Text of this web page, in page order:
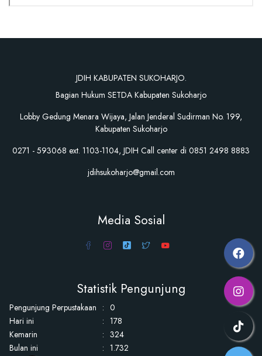
JDIH KABUPATEN SUKOHARJO.
Bagian Hukum SETDA Kabupaten Sukoharjo
Lobby Gedung Menara Wijaya, Jalan Jenderal Sudirman No. 199,
Kabupaten Sukoharjo
0271 - 593068 ext. 1103-1104, JDIH Call center di 0851 2498 8883
jdihsukoharjo@gmail.com
Media Sosial
Statistik Pengunjung
Pengunjung Perpustakaan : 0
Hari ini
: 178
Kemarin
: 324
Bulan ini
: 1.732